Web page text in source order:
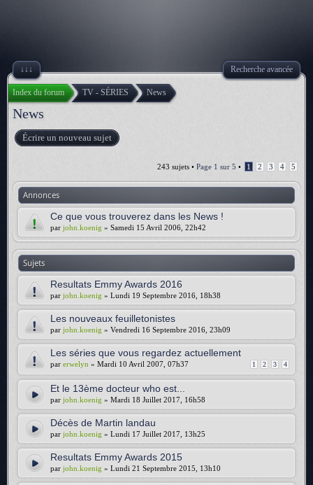
↓↓↓ Recherche avancée
Index du forum TV - SÉRIES News
News
Écrire un nouveau sujet
243 sujets • Page 1 sur 5 • 1 2 3 4 5
Annonces
Ce que vous trouverez dans les News !
par john.koenig » Samedi 15 Avril 2006, 22h42
Sujets
Resultats Emmy Awards 2016
par john.koenig » Lundi 19 Septembre 2016, 18h38
Les nouveaux feuilletonistes
par john.koenig » Vendredi 16 Septembre 2016, 23h09
Les séries que vous regardez actuellement
1 2 3 4
par erwelyn » Mardi 10 Avril 2007, 07h37
Et le 13ème docteur who est...
par john.koenig » Mardi 18 Juillet 2017, 16h58
Décès de Martin landau
par john.koenig » Lundi 17 Juillet 2017, 13h25
Resultats Emmy Awards 2015
par john.koenig » Lundi 21 Septembre 2015, 13h10